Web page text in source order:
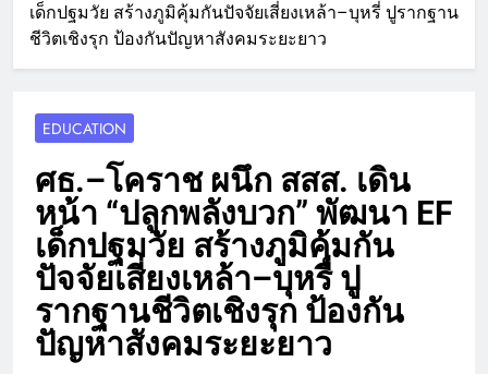
เด็กปฐมวัย สร้างภูมิคุ้มกันปัจจัยเสี่ยงเหล้า–บุหรี่ ปูรากฐาน
ชีวิตเชิงรุก ป้องกันปัญหาสังคมระยะยาว
EDUCATION
ศธ.–โคราช ผนึก สสส. เดิน
หน้า “ปลูกพลังบวก” พัฒนา EF
เด็กปฐมวัย สร้างภูมิคุ้มกัน
ปัจจัยเสี่ยงเหล้า–บุหรี่ ปู
รากฐานชีวิตเชิงรุก ป้องกัน
ปัญหาสังคมระยะยาว